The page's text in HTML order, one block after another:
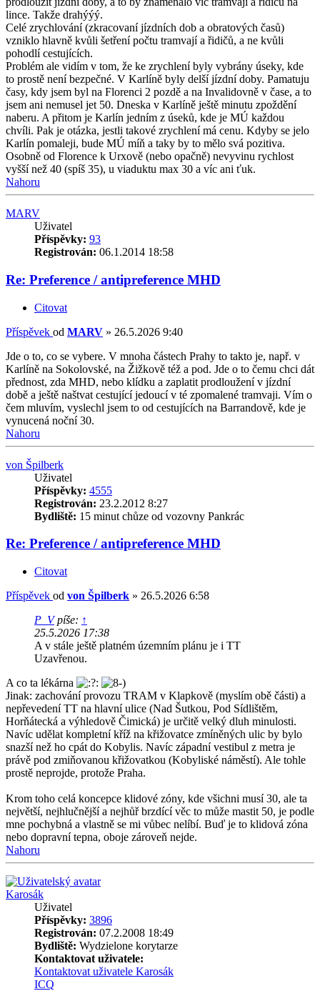
lince. Takže drahýýý.
Celé zrychlování (zkracovaní jízdních dob a obratových časů)
vzniklo hlavně kvůli šetření počtu tramvají a řidičů, a ne kvůli
pohodlí cestujících.
Problém ale vidím v tom, že ke zrychlení byly vybrány úseky, kde
to prostě není bezpečné. V Karlíně byly delší jízdní doby. Pamatuju
časy, kdy jsem byl na Florenci 2 pozdě a na Invalidovně v čase, a to
jsem ani nemusel jet 50. Dneska v Karlíně ještě minutu zpoždění
naberu. A přitom je Karlín jedním z úseků, kde je MÚ každou
chvíli. Pak je otázka, jestli takové zrychlení má cenu. Kdyby se jelo
Karlín pomaleji, bude MÚ míň a taky by to mělo svá pozitiva.
Osobně od Florence k Urxově (nebo opačně) nevyvinu rychlost
vyšší než 40 (spíš 35), u viaduktu max 30 a víc ani ťuk.
Nahoru
MARV
Uživatel
Příspěvky: 93
Registrován: 06.1.2014 18:58
Re: Preference / antipreference MHD
Citovat
Příspěvek od MARV » 26.5.2026 9:40
Jde o to, co se vybere. V mnoha částech Prahy to takto je, např. v
Karlíně na Sokolovské, na Žižkově též a pod. Jde o to čemu chci dát
přednost, zda MHD, nebo klídku a zaplatit prodloužení v jízdní
době a ještě naštvat cestující jedoucí v té zpomalené tramvaji. Vím o
čem mluvím, vyslechl jsem to od cestujících na Barrandově, kde je
vynucená noční 30.
Nahoru
von Špilberk
Uživatel
Příspěvky: 4555
Registrován: 23.2.2012 8:27
Bydliště: 15 minut chůze od vozovny Pankrác
Re: Preference / antipreference MHD
Citovat
Příspěvek od von Špilberk » 26.5.2026 6:58
P_Vpíše: ↑
25.5.2026 17:38
A v stále ještě platném územním plánu je i TT
Uzavřenou.
A co ta lékárna
Jinak: zachování provozu TRAM v Klapkově (myslím obě části) a
nepřevedení TT na hlavní ulice (Nad Šutkou, Pod Sídlištěm,
Horňátecká a výhledově Čimická) je určitě velký dluh minulosti.
Navíc udělat kompletní kříž na křižovatce zmíněných ulic by bylo
snazší než ho cpát do Kobylis. Navíc západní vestibul z metra je
právě pod zmiňovanou křižovatkou (Kobyliské náměstí). Ale tohle
prostě neprojde, protože Praha.
Krom toho celá koncepce klidové zóny, kde všichni musí 30, ale ta
největší, nejhlučnější a nejhůř brzdící věc to může mastit 50, je podle
mne pochybná a vlastně se mi vůbec nelíbí. Buď je to klidová zóna
nebo dopravní tepna, oboje zároveň nejde.
Nahoru
Karosák
Uživatel
Příspěvky: 3896
Registrován: 07.2.2008 18:49
Bydliště: Wydzielone korytarze
Kontaktovat uživatele:
Kontaktovat uživatele Karosák
ICQ